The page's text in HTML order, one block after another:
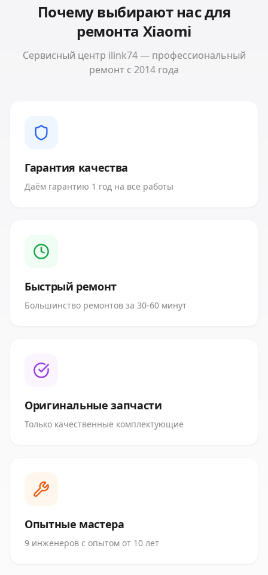
Почему выбирают нас для
ремонта Xiaomi
Сервисный центр ilink74 — профессиональный
ремонт с 2014 года
Гарантия качества
Даём гарантию 1 год на все работы
Быстрый ремонт
Большинство ремонтов за 30-60 минут
Оригинальные запчасти
Только качественные комплектующие
Опытные мастера
9 инженеров с опытом от 10 лет